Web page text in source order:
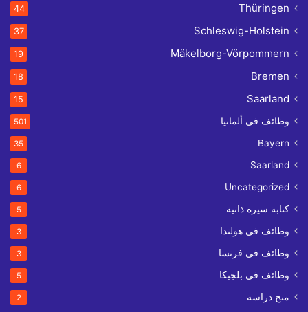
Thüringen
44
Schleswig-Holstein
37
Mäkelborg-Vörpommern
19
Bremen
18
Saarland
15
وظائف في ألمانيا 501
Bayern
35
Saarland
6
Uncategorized
6
كتابة سيرة ذاتية 5
وظائف في هولندا 3
وظائف في فرنسا 3
وظائف في بلجيكا 5
منح دراسة 2